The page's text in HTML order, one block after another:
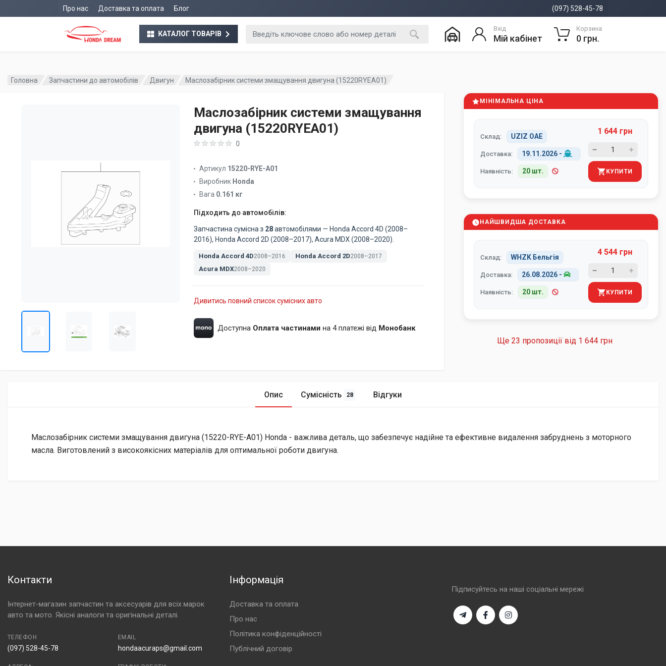
Про нас Доставка та оплата Блог (097) 528-45-78
КАТАЛОГ ТОВАРІВ
Вхід
Мій кабінет
Корзина
0 грн.
Головна Запчастини до автомобілів Двигун Маслозабірник системи змащування двигуна (15220RYEA01)
Маслозабірник системи змащування
двигуна (15220RYEA01)
0
Артикул 15220-RYE-A01
Виробник Honda
Вага 0.161 кг
Підходить до автомобілів:
Запчастина сумісна з 28автомобілями — Honda Accord 4D (2008–
2016), Honda Accord 2D (2008–2017), Acura MDX (2008–2020).
Honda Accord 4D2008–2016 Honda Accord 2D2008–2017
Acura MDX2008–2020
Дивитись повний список сумісних авто
Доступна Оплата частинами на 4 платежі від Монобанк
МІНІМАЛЬНА ЦІНА
Склад: UZIZ ОАЕ
Доставка: 19.11.2026 -
Наявність: 20 шт.
1 644 грн
КУПИТИ
НАЙШВИДША ДОСТАВКА
Склад: WHZK Бельгія
Доставка: 26.08.2026 -
Наявність: 20 шт.
4 544 грн
КУПИТИ
Ще 23 пропозиції від 1 644 грн
Опис Сумісність 28 Відгуки
Маслозабірник системи змащування двигуна (15220-RYE-A01) Honda - важлива деталь, що забезпечує надійне та ефективне видалення забруднень з моторного
масла. Виготовлений з високоякісних матеріалів для оптимальної роботи двигуна.
Контакти
Інтернет-магазин запчастин та аксесуарів для всіх марок
авто та мото. Якісні аналоги та оригінальні деталі.
ТЕЛЕФОН
(097) 528-45-78
EMAIL
hondaacuraps@gmail.com
Інформація
Доставка та оплата
Про нас
Політика конфіденційності
Публічний договір
Підписуйтесь на наші соціальні мережі